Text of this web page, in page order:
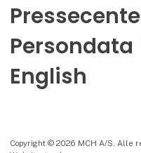
Persondata
English
Copyright © 2026 MCH A/S. Alle